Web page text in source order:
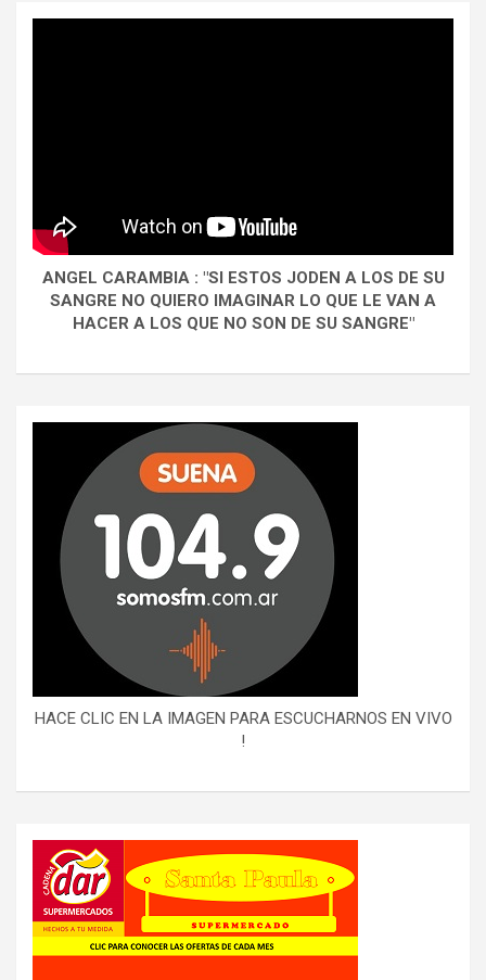
ANGEL CARAMBIA : "SI ESTOS JODEN A LOS DE SU
SANGRE NO QUIERO IMAGINAR LO QUE LE VAN A
HACER A LOS QUE NO SON DE SU SANGRE"
HACE CLIC EN LA IMAGEN PARA ESCUCHARNOS EN VIVO
!